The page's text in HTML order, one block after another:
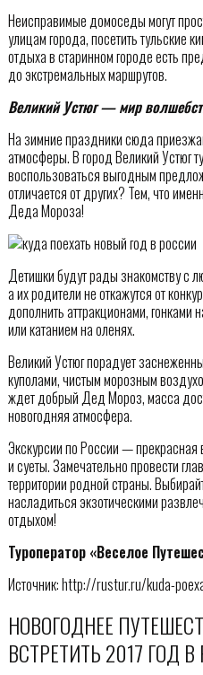
Неисправимые домоседы могут
улицам города, посетить тульские
отдыха в старинном городе есть
до экстремальных маршрутов.
Великий Устюг — мир
На зимние праздники сюда
атмосферы. В город Великий Устюг
воспользоваться выгодным
отличается от других? Тем, что
Деда Мороза!
Детишки будут рады знакомству с
а их родители не откажутся от
дополнить аттракционами, гонками
или катанием на оленях.
Великий Устюг порадует
куполами, чистым морозным
ждет добрый Дед Мороз, масса
новогодняя атмосфера.
Экскурсии по России — прекрасная
и суеты. Замечательно провести
территории родной страны.
насладиться экзотическими
отдыхом!
Туроператор «Веселое
Источник: http://rustur.ru/kuda-
НОВОГОДНЕЕ
ВСТРЕТИТЬ 2017 ГОД